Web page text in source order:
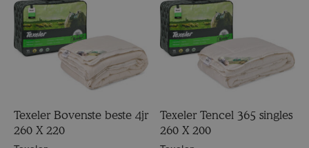
Texeler Bovenste beste 4jr
260 X 220
Texeler Tencel 365 singles
260 X 200